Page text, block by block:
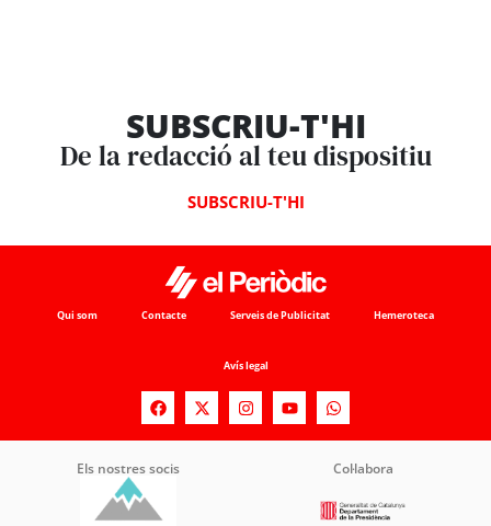
SUBSCRIU-T'HI
De la redacció al teu dispositiu
SUBSCRIU-T'HI
Qui som Contacte Serveis de Publicitat Hemeroteca
Avís legal
Els nostres socis Col·labora